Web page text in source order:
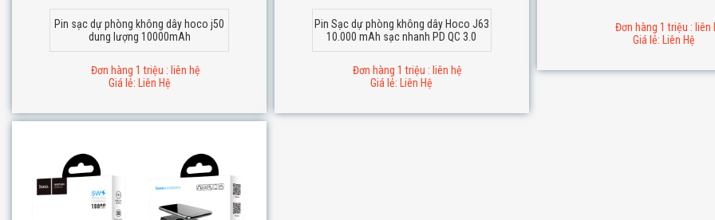
Pin sạc dự phòng không dây hoco j50
dung lượng 10000mAh
Đơn hàng 1 triệu : liên hệ
Giá lẻ: Liên Hệ
Pin Sạc dự phòng không dây Hoco J63
10.000 mAh sạc nhanh PD QC 3.0
Đơn hàng 1 triệu : liên hệ
Giá lẻ: Liên Hệ
Đơn hàng 1 triệu : liên
Giá lẻ: Liên Hệ